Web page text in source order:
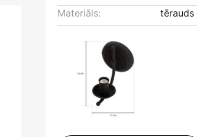
Materiāls:
tērauds